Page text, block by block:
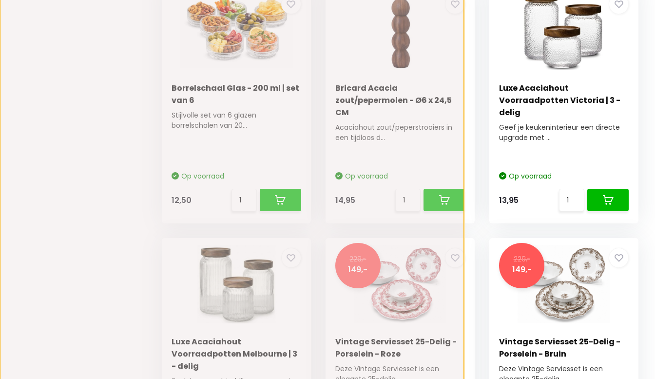
Borrelschaal Glas - 200 ml | set
van 6
Stijlvolle set van 6 glazen
borrelschalen van 20...
Op voorraad
12,50
Bricard Acacia
zout/pepermolen - Ø6 x 24,5
CM
Acaciahout zout/peperstrooiers in
een tijdloos d...
Op voorraad
14,95
Luxe Acaciahout
Voorraadpotten Victoria | 3 -
delig
Geef je keukeninterieur een directe
upgrade met ...
Op voorraad
13,95
Luxe Acaciahout
Voorraadpotten Melbourne | 3
- delig
229,-
149,-
Vintage Serviesset 25-Delig -
Porselein - Roze
Deze Vintage Serviesset is een
229,-
149,-
Vintage Serviesset 25-Delig -
Porselein - Bruin
Deze Vintage Serviesset is een